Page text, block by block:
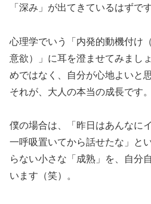
「深み」が出てきているはずです
心理学でいう「内発的動機付け
意欲）」に耳を澄ませてみまし
めではなく、自分が心地よいと
それが、大人の本当の成長です。
僕の場合は、「昨日はあんなに
一呼吸置いてから話せたな」と
らない小さな「成熟」を、自分
います（笑）。